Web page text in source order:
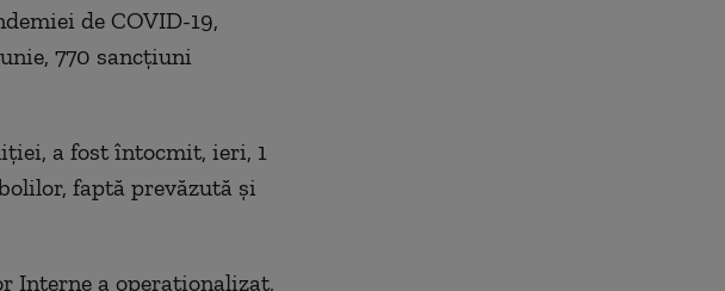
de COVID-19,
770 sancțiuni
a fost întocmit, ieri, 1
faptă prevăzută și
Interne a operaționalizat,